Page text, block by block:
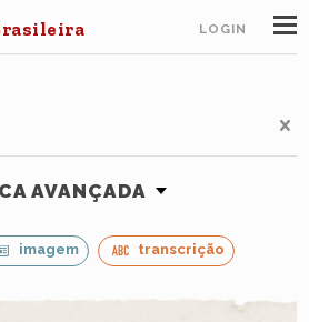
LOGIN
AVANÇADA
imagem transcrição